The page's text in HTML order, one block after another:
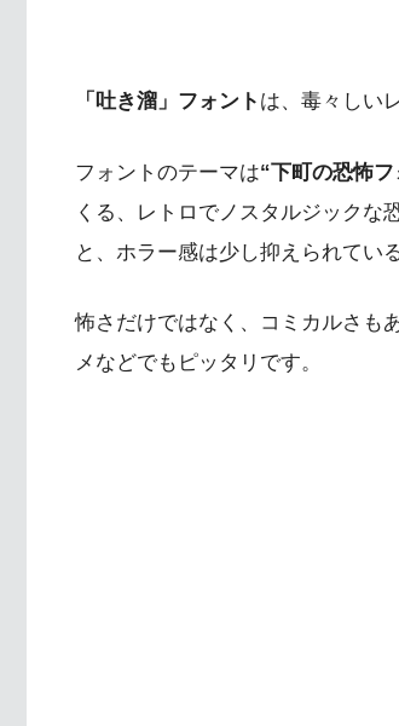
「吐き溜」フォント は、毒々しい
フォントのテーマは“下町の恐怖フ
くる、レトロでノスタルジックな
と、ホラー感は少し抑えられてい
怖さだけではなく、コミカルさも
メなどでもピッタリです。